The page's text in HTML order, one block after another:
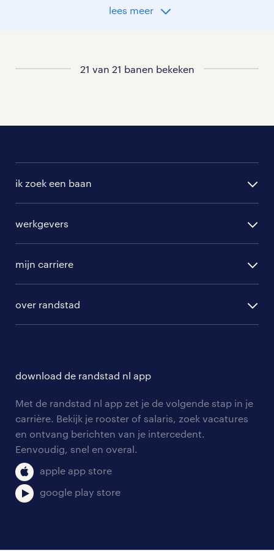
met je naar de organisatie die het beste
lees meer
21 van 21 banen bekeken
ik zoek een baan
randstad professional
randstad digital
werkgevers
hr-diensten
branches
tarieven
personeel gezocht
aanmelden nieuwsbrief
mijn carriere
blogs en artikelen
salarischecker
bruto-netto calculator
over randstad
onze vestigingen
pers
klachten en misstanden
download de randstad nl app
Met de randstad nl app zet je de volgende stap in je
carrière. Bekijk je rooster of salaris, zoek vacatures
en ontvang berichten van je intercedent.
Eenvoudig, snel en overal.
apple app store
google play store